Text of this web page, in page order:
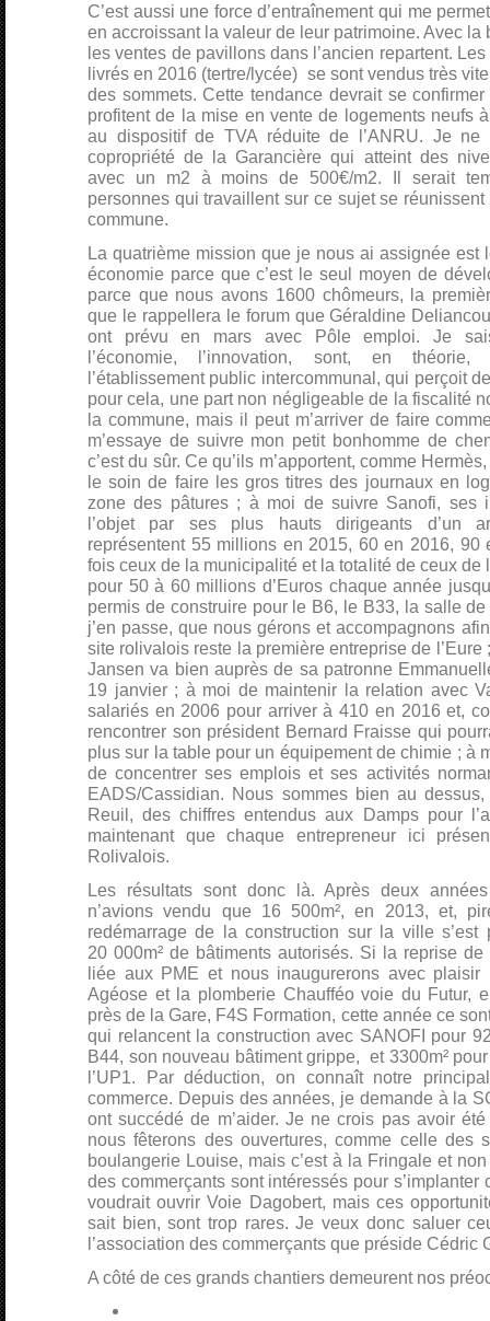
C’est aussi une force d’entraînement qui me
en accroissant la valeur de leur patrimoine. Avec la
les ventes de pavillons dans l’ancien repartent.
livrés en 2016 (tertre/lycée) se sont vendus très
des sommets. Cette tendance devrait se
profitent de la mise en vente de logements neufs
au dispositif de TVA réduite de l’ANRU. Je ne
copropriété de la Garancière qui atteint des
avec un m2 à moins de 500€/m2. Il serait
personnes qui travaillent sur ce sujet se
commune.
La quatrième mission que je nous ai assignée est
économie parce que c’est le seul moyen de
parce que nous avons 1600 chômeurs, la
que le rappellera le forum que Géraldine
ont prévu en mars avec Pôle emploi. Je
l’économie, l’innovation, sont, en
l’établissement public intercommunal, qui perçoit
pour cela, une part non négligeable de la fiscalité
la commune, mais il peut m’arriver de faire
m’essaye de suivre mon petit bonhomme de
c’est du sûr. Ce qu’ils m’apportent, comme
le soin de faire les gros titres des journaux en
zone des pâtures ; à moi de suivre Sanofi, ses
l’objet par ses plus hauts dirigeants d’un
représentent 55 millions en 2015, 60 en 2016, 90
fois ceux de la municipalité et la totalité de ceux de
pour 50 à 60 millions d’Euros chaque année
permis de construire pour le B6, le B33, la salle
j’en passe, que nous gérons et accompagnons
site rolivalois reste la première entreprise de l’Eure
Jansen va bien auprès de sa patronne
19 janvier ; à moi de maintenir la relation avec
salariés en 2006 pour arriver à 410 en 2016 et,
rencontrer son président Bernard Fraisse qui
plus sur la table pour un équipement de chimie ; à
de concentrer ses emplois et ses activités
EADS/Cassidian. Nous sommes bien au
Reuil, des chiffres entendus aux Damps pour
maintenant que chaque entrepreneur ici
Rolivalois.
Les résultats sont donc là. Après deux
n’avions vendu que 16 500m², en 2013, et,
redémarrage de la construction sur la ville
20 000m² de bâtiments autorisés. Si la reprise de
liée aux PME et nous inaugurerons avec
Agéose et la plomberie Chaufféo voie du Futur,
près de la Gare, F4S Formation, cette année ce
qui relancent la construction avec SANOFI pour
B44, son nouveau bâtiment grippe, et 3300m²
l’UP1. Par déduction, on connaît notre
commerce. Depuis des années, je demande à la
ont succédé de m’aider. Je ne crois pas avoir
nous fêterons des ouvertures, comme celle des
boulangerie Louise, mais c’est à la Fringale et
des commerçants sont intéressés pour s’implanter
voudrait ouvrir Voie Dagobert, mais ces
sait bien, sont trop rares. Je veux donc saluer
l’association des commerçants que préside Cédric
A côté de ces grands chantiers demeurent nos